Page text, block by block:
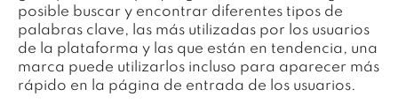
posible buscar y encontrar diferentes tipos de
palabras clave, las más utilizadas por los usuarios
de la plataforma y las que están en tendencia, una
marca puede utilizarlos incluso para aparecer más
rápido en la página de entrada de los usuarios.